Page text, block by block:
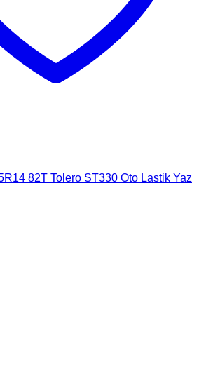
82T Tolero ST330 Oto Lastik Yaz